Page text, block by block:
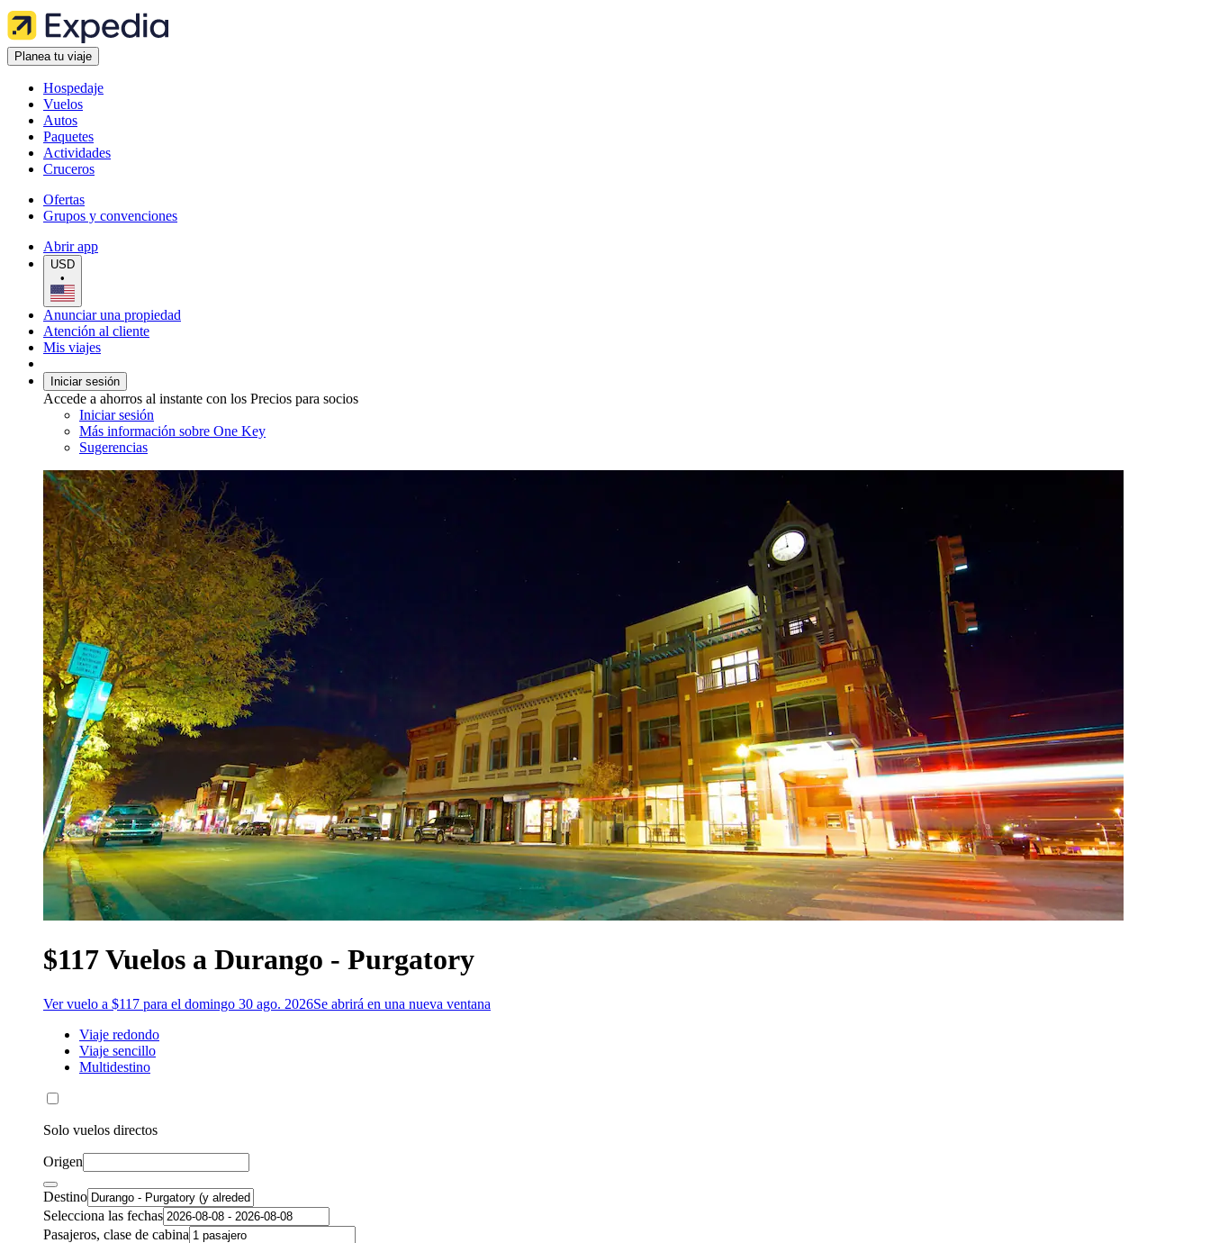
Planea tu viaje
Hospedaje
Vuelos
Autos
Paquetes
Actividades
Cruceros
Ofertas
Grupos y convenciones
Abrir app
USD
•
Anunciar una propiedad
Atención al cliente
Mis viajes
Iniciar sesión
Accede a ahorros al instante con los Precios para socios
Iniciar sesión
Más información sobre One Key
Sugerencias
$117 Vuelos a Durango - Purgatory
Ver vuelo a $117 para el domingo 30 ago. 2026Se abrirá en una nueva ventana
Viaje redondo
Viaje sencillo
Multidestino
Solo vuelos directos
Origen
Destino
Selecciona las fechas
Pasajeros, clase de cabina